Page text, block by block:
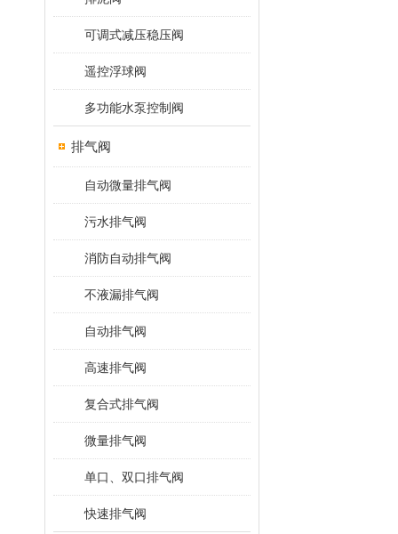
可调式减压稳压阀
遥控浮球阀
多功能水泵控制阀
排气阀
自动微量排气阀
污水排气阀
消防自动排气阀
不液漏排气阀
自动排气阀
高速排气阀
复合式排气阀
微量排气阀
单口、双口排气阀
快速排气阀